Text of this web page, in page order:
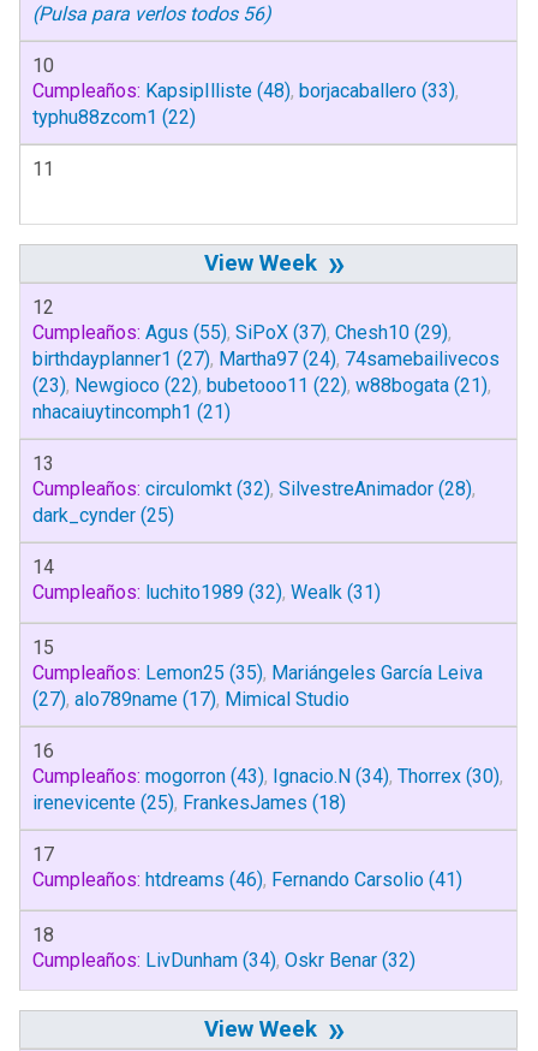
(Pulsa para verlos todos 56)
10
Cumpleaños: KapsipIlliste (48), borjacaballero (33),
typhu88zcom1 (22)
11
»
12
Cumpleaños: Agus (55), SiPoX (37), Chesh10 (29),
birthdayplanner1 (27), Martha97 (24), 74samebailivecos
(23), Newgioco (22), bubetooo11 (22), w88bogata (21),
nhacaiuytincomph1 (21)
13
Cumpleaños: circulomkt (32), SilvestreAnimador (28),
dark_cynder (25)
14
Cumpleaños: luchito1989 (32), Wealk (31)
15
Cumpleaños: Lemon25 (35), Mariángeles García Leiva
(27), alo789name (17), Mimical Studio
16
Cumpleaños: mogorron (43), Ignacio.N (34), Thorrex (30),
irenevicente (25), FrankesJames (18)
17
Cumpleaños: htdreams (46), Fernando Carsolio (41)
18
Cumpleaños: LivDunham (34), Oskr Benar (32)
»